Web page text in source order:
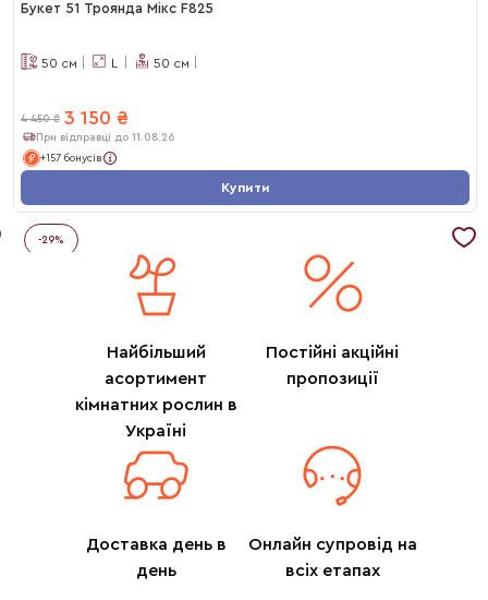
Букет 51 Троянда Мікс F825
50 см L 50 см
4 450 ₴ 3 150 ₴
При відправці до 11.08.26
+157 бонусів
Купити
-29%
Найбільший
асортимент
кімнатних рослин в
Україні
Постійні акційні
пропозиції
Доставка день в
день
Онлайн супровід на
всіх етапах